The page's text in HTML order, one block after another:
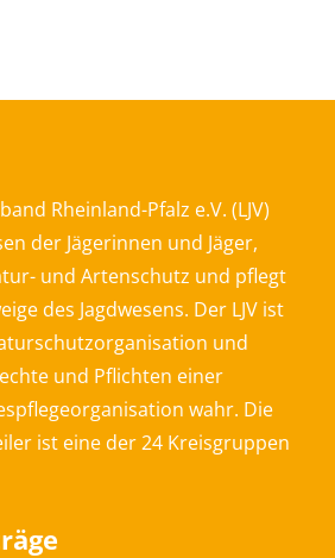
Rheinland-Pfalz e.V. (LJV)
der Jägerinnen und Jäger,
und Artenschutz und pflegt
des Jagdwesens. Der LJV ist
und
und Pflichten einer
wahr. Die
ist eine der 24 Kreisgruppen